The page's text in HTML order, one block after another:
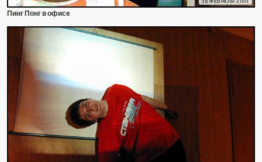
18 ФЕВРАЛЯ 2001
Пинг Понг в офисе